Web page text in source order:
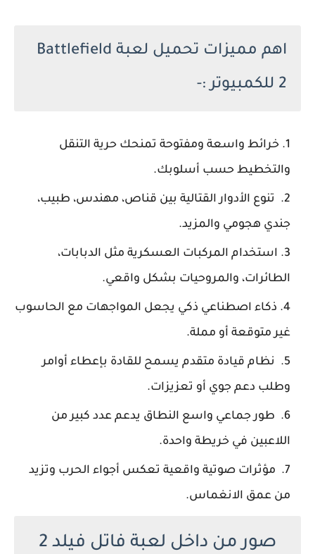
اهم مميزات تحميل لعبة Battlefield
2 للكمبيوتر :-
خرائط واسعة ومفتوحة تمنحك حرية التنقل
والتخطيط حسب أسلوبك.
تنوع الأدوار القتالية بين قناص، مهندس، طبيب،
جندي هجومي والمزيد.
استخدام المركبات العسكرية مثل الدبابات،
الطائرات، والمروحيات بشكل واقعي.
ذكاء اصطناعي ذكي يجعل المواجهات مع الحاسوب
غير متوقعة أو مملة.
نظام قيادة متقدم يسمح للقادة بإعطاء أوامر
وطلب دعم جوي أو تعزيزات.
طور جماعي واسع النطاق يدعم عدد كبير من
اللاعبين في خريطة واحدة.
مؤثرات صوتية واقعية تعكس أجواء الحرب وتزيد
من عمق الانغماس.
صور من داخل لعبة فاتل فيلد 2